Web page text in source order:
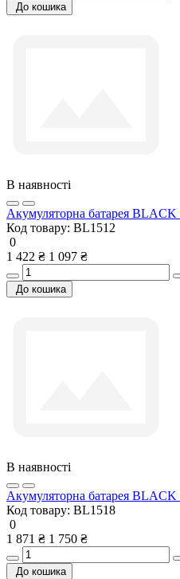
До кошика
В наявності
Акумуляторна батарея
Код товару: BL1512
0
1 422 ₴ 1 097 ₴
До кошика
В наявності
Акумуляторна батарея
Код товару: BL1518
0
1 871 ₴ 1 750 ₴
До кошика